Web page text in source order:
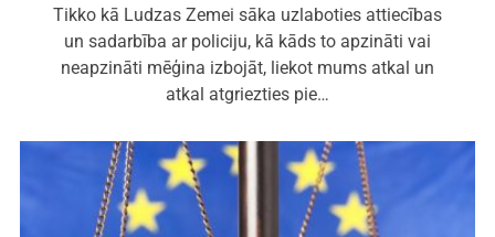
Tikko kā Ludzas Zemei sāka uzlaboties attiecības
un sadarbība ar policiju, kā kāds to apzināti vai
neapzināti mēģina izbojāt, liekot mums atkal un
atkal atgriezties pie…